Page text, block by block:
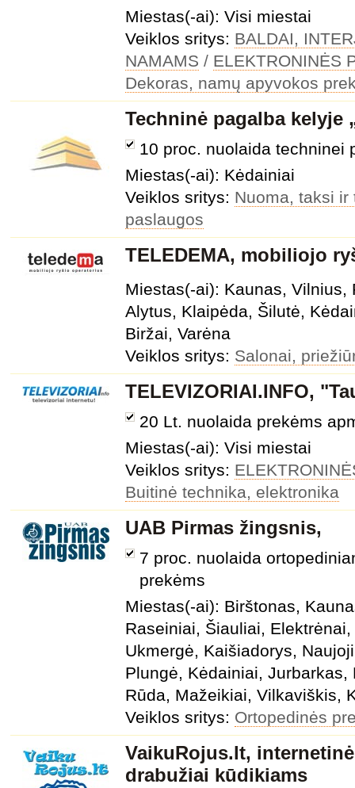
Miestas(-ai): Visi miestai
Veiklos sritys: BALDAI,
NAMAMS / ELEKTRONINĖS
Dekoras, namų apyvokos
Techninė pagalba kelyje
10 proc. nuolaida techninei
Miestas(-ai): Kėdainiai
Veiklos sritys: Nuoma, taksi ir
paslaugos
TELEDEMA, mobiliojo
Miestas(-ai): Kaunas, Vilnius,
Alytus, Klaipėda, Šilutė,
Biržai, Varėna
Veiklos sritys: Salonai,
TELEVIZORIAI.INFO,
20 Lt. nuolaida prekėms
Miestas(-ai): Visi miestai
Veiklos sritys:
Buitinė technika, elektronika
UAB Pirmas žingsnis,
7 proc. nuolaida
prekėms
Miestas(-ai): Birštonas,
Raseiniai, Šiauliai,
Ukmergė, Kaišiadorys,
Plungė, Kėdainiai, Jurbarkas,
Rūda, Mažeikiai, Vilkaviškis,
Veiklos sritys: Ortopedinės
VaikuRojus.lt,
drabužiai kūdikiams